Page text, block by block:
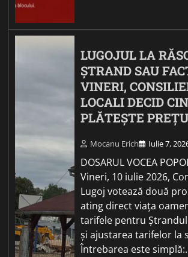
LUGOJUL LA
ȘTRAND SAU
VINERI,
LOCALI DECID
PLĂTEȘTE
Mocanu Erich Iulie 7,
DOSARUL VOCEA
Vineri, 10 iulie 2026,
Lugoj votează două
ating direct viața
tarifele pentru
și ajustarea tarifelor la
Întrebarea este